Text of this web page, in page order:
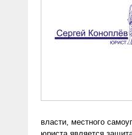
власти, местного